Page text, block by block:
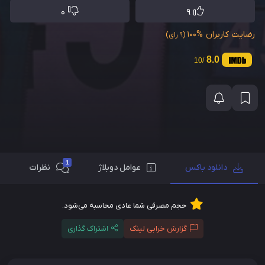
9
0
رضایت کاربران 100% (9 رای)
8.0
/10
دانلود باکس عوامل دوبلاژ 1 نظرات
حجم مصرفی شما عادی محاسبه می‌شود.
گزارش خرابی لینک اشتراک گذاری